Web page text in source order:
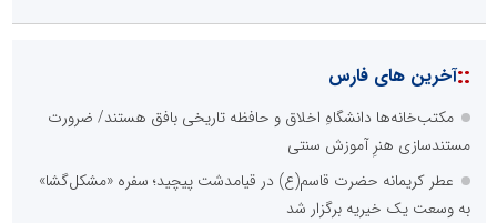
::آخرین های فارس
مکتب‌خانه‌ها دانشگاهِ اخلاق و حافظه تاریخی بافق هستند/ ضرورت
مستندسازی هنرِ آموزش سنتی
عطر کریمانه حضرت قاسم(ع) در قیامدشت پیچید؛ سفره «مشکل‌گشا»
به وسعت یک خیریه برگزار شد